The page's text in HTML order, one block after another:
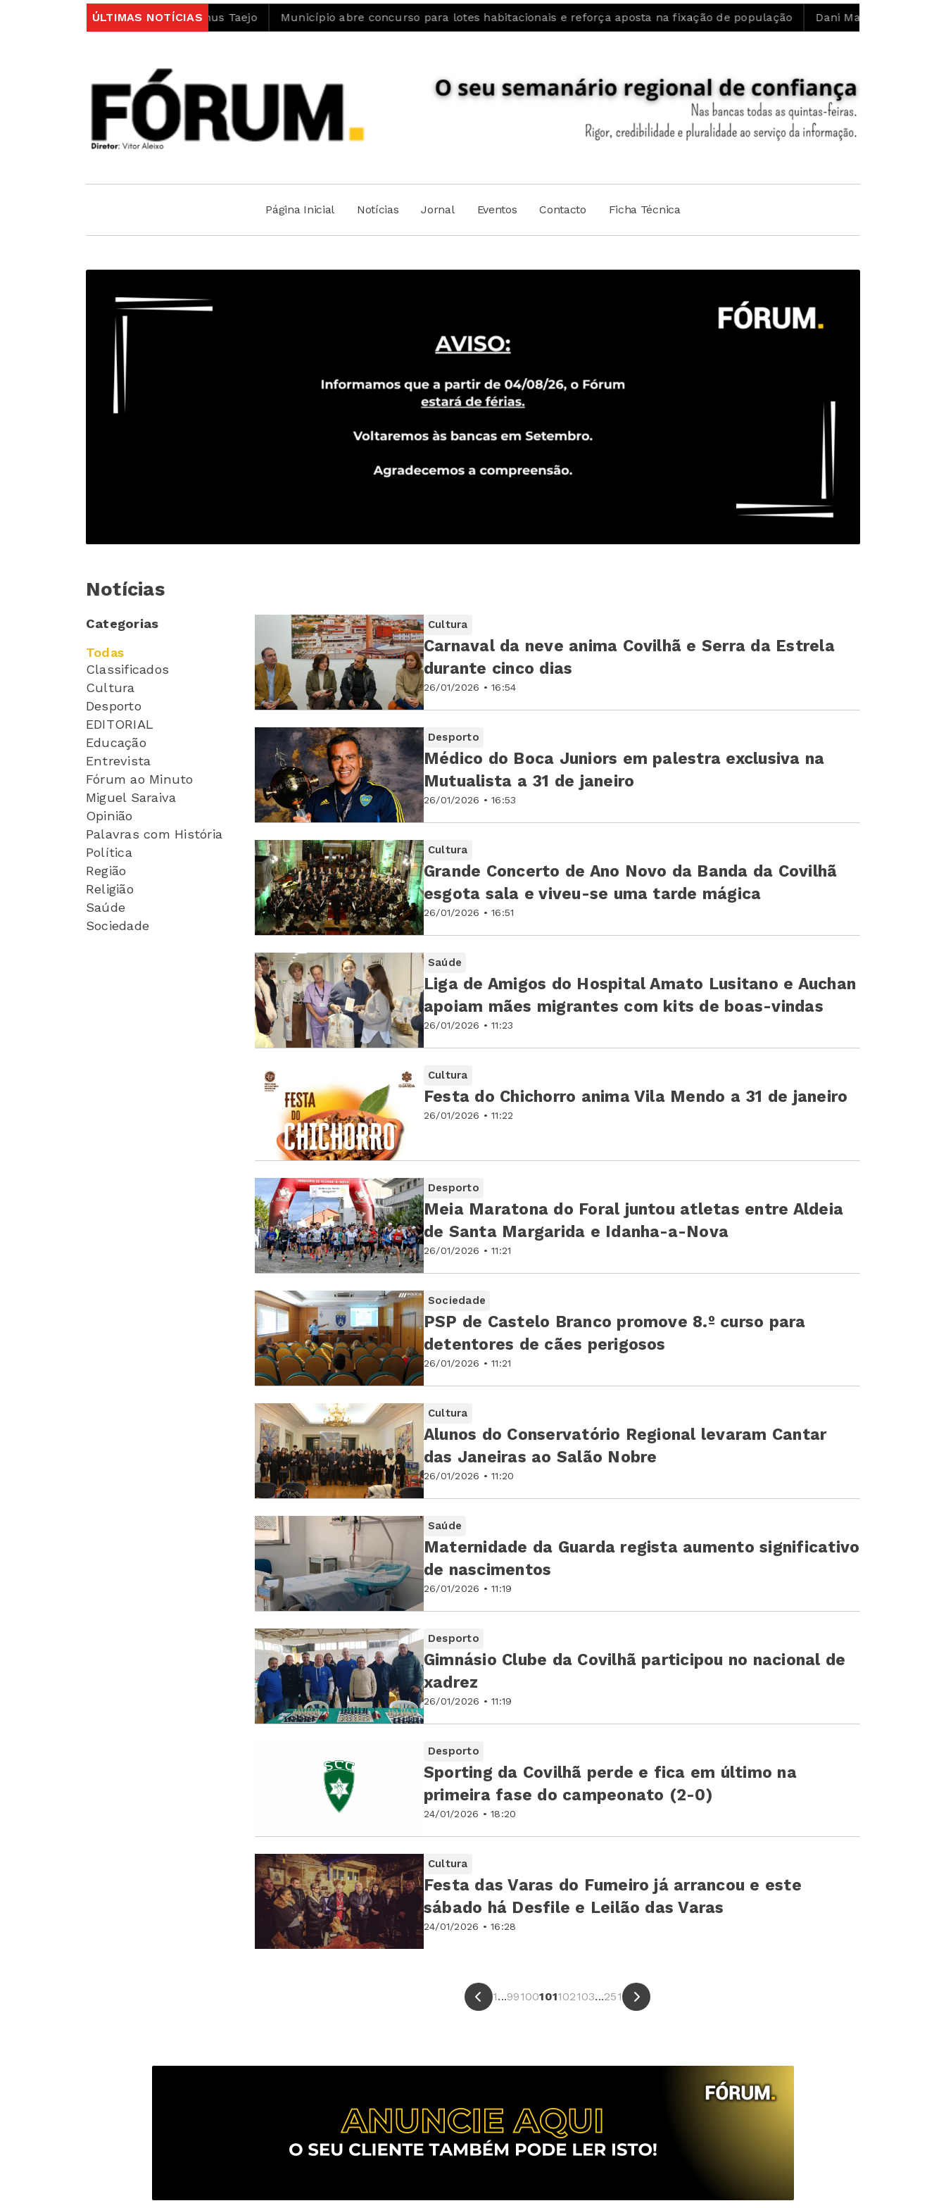
ÚLTIMAS NOTÍCIAS
do projeto LIFE Alnus Taejo Município abre concurso para lotes habitacionais e reforça aposta na fixação de população Dani Matos: “Confio no trabalho
Página Inicial Notícias Jornal Eventos Contacto Ficha Técnica
Notícias
Categorias
Todas
Classificados
Cultura
Desporto
EDITORIAL
Educação
Entrevista
Fórum ao Minuto
Miguel Saraiva
Opinião
Palavras com História
Política
Região
Religião
Saúde
Sociedade
Cultura
26/01/2026 • 16:54
Carnaval da neve anima Covilhã e Serra da Estrela
durante cinco dias
Desporto
26/01/2026 • 16:53
Médico do Boca Juniors em palestra exclusiva na
Mutualista a 31 de janeiro
Cultura
26/01/2026 • 16:51
Grande Concerto de Ano Novo da Banda da Covilhã
esgota sala e viveu-se uma tarde mágica
Saúde
26/01/2026 • 11:23
Liga de Amigos do Hospital Amato Lusitano e Auchan
apoiam mães migrantes com kits de boas-vindas
Cultura
26/01/2026 • 11:22
Festa do Chichorro anima Vila Mendo a 31 de janeiro
Desporto
26/01/2026 • 11:21
Meia Maratona do Foral juntou atletas entre Aldeia
de Santa Margarida e Idanha-a-Nova
Sociedade
26/01/2026 • 11:21
PSP de Castelo Branco promove 8.º curso para
detentores de cães perigosos
Cultura
26/01/2026 • 11:20
Alunos do Conservatório Regional levaram Cantar
das Janeiras ao Salão Nobre
Saúde
26/01/2026 • 11:19
Maternidade da Guarda regista aumento significativo
de nascimentos
Desporto
26/01/2026 • 11:19
Gimnásio Clube da Covilhã participou no nacional de
xadrez
Desporto
24/01/2026 • 18:20
Sporting da Covilhã perde e fica em último na
primeira fase do campeonato (2-0)
Cultura
24/01/2026 • 16:28
Festa das Varas do Fumeiro já arrancou e este
sábado há Desfile e Leilão das Varas
1...99100101102103...251